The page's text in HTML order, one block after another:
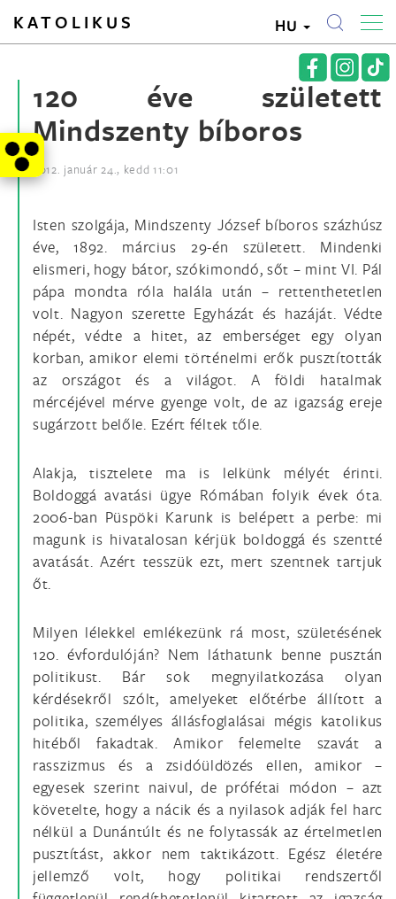
KATOLIKUS HU
120 éve született
Mindszenty bíboros
2012. január 24., kedd 11:01
Isten szolgája, Mindszenty József bíboros százhúsz
éve, 1892. március 29-én született. Mindenki
elismeri, hogy bátor, szókimondó, sőt – mint VI. Pál
pápa mondta róla halála után – rettenthetetlen
volt. Nagyon szerette Egyházát és hazáját. Védte
népét, védte a hitet, az emberséget egy olyan
korban, amikor elemi történelmi erők pusztították
az országot és a világot. A földi hatalmak
mércéjével mérve gyenge volt, de az igazság ereje
sugárzott belőle. Ezért féltek tőle.
Alakja, tisztelete ma is lelkünk mélyét érinti.
Boldoggá avatási ügye Rómában folyik évek óta.
2006-ban Püspöki Karunk is belépett a perbe: mi
magunk is hivatalosan kérjük boldoggá és szentté
avatását. Azért tesszük ezt, mert szentnek tartjuk
őt.
Milyen lélekkel emlékezünk rá most, születésének
120. évfordulóján? Nem láthatunk benne pusztán
politikust. Bár sok megnyilatkozása olyan
kérdésekről szólt, amelyeket előtérbe állított a
politika, személyes állásfoglalásai mégis katolikus
hitéből fakadtak. Amikor felemelte szavát a
rasszizmus és a zsidóüldözés ellen, amikor –
egyesek szerint naivul, de prófétai módon – azt
követelte, hogy a nácik és a nyilasok adják fel harc
nélkül a Dunántúlt és ne folytassák az értelmetlen
pusztítást, akkor nem taktikázott. Egész életére
jellemző volt, hogy politikai rendszertől